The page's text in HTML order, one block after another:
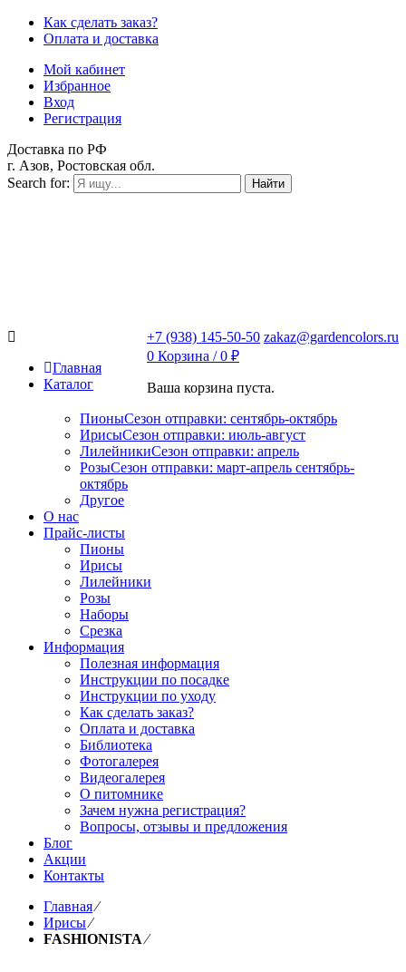
Как сделать заказ?
Оплата и доставка
Мой кабинет
Избранное
Вход
Регистрация
Доставка по РФ
г. Азов, Ростовская обл.
Search for:
Найти
+7 (938) 145-50-50 zakaz@gardencolors.ru
0 Корзина /0 ₽
Ваша корзина пуста.
Главная
Каталог
ПионыСезон отправки: сентябрь-октябрь
ИрисыСезон отправки: июль-август
ЛилейникиСезон отправки: апрель
РозыСезон отправки: март-апрель сентябрь-
октябрь
Другое
О нас
Прайс-листы
Пионы
Ирисы
Лилейники
Розы
Наборы
Срезка
Информация
Полезная информация
Инструкции по посадке
Инструкции по уходу
Как сделать заказ?
Оплата и доставка
Библиотека
Фотогалерея
Видеогалерея
О питомнике
Зачем нужна регистрация?
Вопросы, отзывы и предложения
Блог
Акции
Контакты
Главная⁄
Ирисы⁄
FASHIONISTA⁄